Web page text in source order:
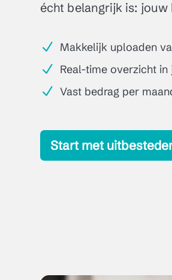
écht belangrijk is:
N Makkelijk uploaden
N Real-time overzicht
N Vast bedrag per
Start met